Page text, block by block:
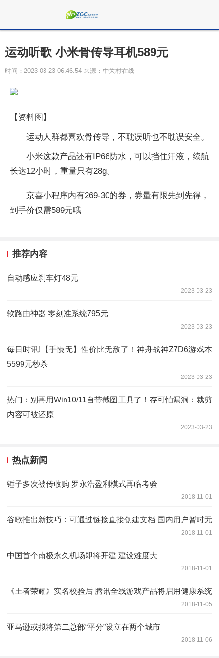
运动听歌 小米骨传导耳机589元
时间：2023-03-23 06:46:54 来源：中关村在线
【资料图】
运动人群都喜欢骨传导，不耽误听也不耽误安全。
小米这款产品还有IP66防水，可以挡住汗液，续航
长达12小时，重量只有28g。
京喜小程序内有269-30的券，券量有限先到先得，
到手价仅需589元哦
推荐内容
自动感应刹车灯48元
2023-03-23
软路由神器 零刻准系统795元
2023-03-23
每日时讯!【手慢无】性价比无敌了！神舟战神Z7D6游戏本
5599元秒杀
2023-03-23
热门：别再用Win10/11自带截图工具了！存可怕漏洞：裁剪
内容可被还原
2023-03-23
热点新闻
锤子多次被传收购 罗永浩盈利模式再临考验
2018-11-01
谷歌推出新技巧：可通过链接直接创建文档 国内用户暂时无
2018-11-01
中国首个南极永久机场即将开建 建设难度大
2018-11-01
《王者荣耀》实名校验后 腾讯全线游戏产品将启用健康系统
2018-11-05
亚马逊或拟将第二总部“平分”设立在两个城市
2018-11-06